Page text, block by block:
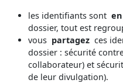
les identifiants sont
dossier, tout est
vous partagez ces
dossier : sécurité
collaborateur) et
de leur divulgation).